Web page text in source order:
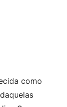
como